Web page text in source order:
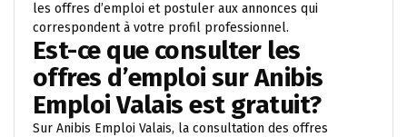
les offres d’emploi et postuler aux annonces qui
correspondent à votre profil professionnel.
Est-ce que consulter les
offres d’emploi sur Anibis
Emploi Valais est gratuit?
Sur Anibis Emploi Valais, la consultation des offres